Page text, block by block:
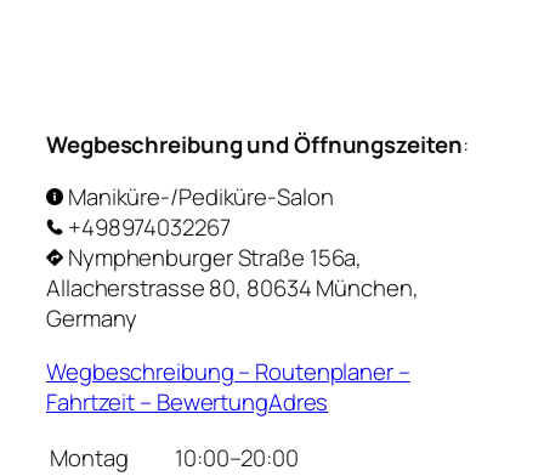
Wegbeschreibung und Öffnungszeiten:
Maniküre-/Pediküre-Salon
+498974032267
Nymphenburger Straße 156a,
Allacherstrasse 80, 80634 München,
Germany
Wegbeschreibung – Routenplaner –
Fahrtzeit – BewertungAdres
Montag
10:00–20:00